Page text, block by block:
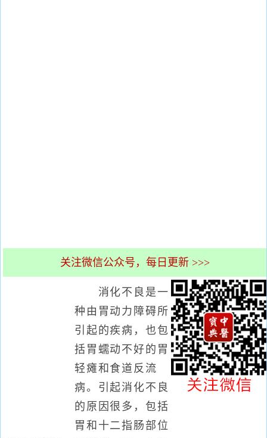
关注微信公众号，每日更新 >>>
消化不良是一
种由胃动力障碍所
引起的疾病，也包
括胃蠕动不好的胃
轻瘫和食道反流
病。引起消化不良
的原因很多，包括
胃和十二指肠部位